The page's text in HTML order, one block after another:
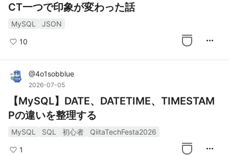
CT一つで印象が変わった話
MySQL JSON
10 more_horiz
@4o1sobblue
2026-07-05
【MySQL】DATE、DATETIME、TIMESTAM
Pの違いを整理する
MySQL SQL 初心者 QiitaTechFesta2026
1 more_horiz